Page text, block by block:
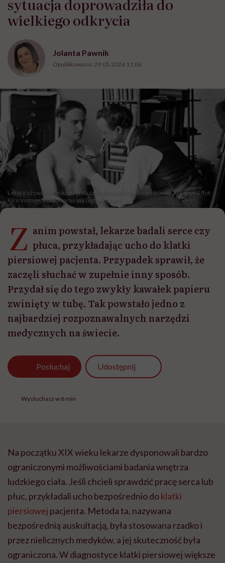
sytuacja doprowadziła do
wielkiego odkrycia
Jolanta Pawnik
Opublikowano: 29.05.2026 11:06
Lekarz używa stetoskopu podczas badania lekarskiego, koniec XIX wieku /fot.
Kirn Vintage Stock/Corbis via Getty Images
Z anim powstał, lekarze badali serce czy
płuca, przykładając ucho do klatki
piersiowej pacjenta. Przypadek sprawił, że
zaczęli słuchać w zupełnie inny sposób.
Przydał się do tego zwykły kawałek papieru
zwinięty w tubę. Tak powstało jedno z
najbardziej rozpoznawalnych narzędzi
medycznych na świecie.
Posłuchaj Udostępnij
Wysłuchasz w 6 min
Na początku XIX wieku lekarze dysponowali bardzo
ograniczonymi możliwościami badania wnętrza
ludzkiego ciała. Jeśli chcieli sprawdzić pracę serca lub
płuc, przykładali ucho bezpośrednio doklatki
piersiowej pacjenta. Metoda ta, nazywana
bezpośrednią auskultacją, była stosowana rzadko i
przez nielicznych medyków, a jej skuteczność była
ograniczona. W diagnostyce klatki piersiowej większe